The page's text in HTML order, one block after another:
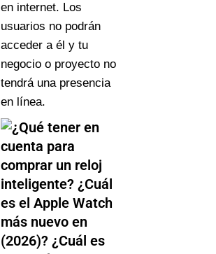
en internet. Los
usuarios no podrán
acceder a él y tu
negocio o proyecto no
tendrá una presencia
en línea.